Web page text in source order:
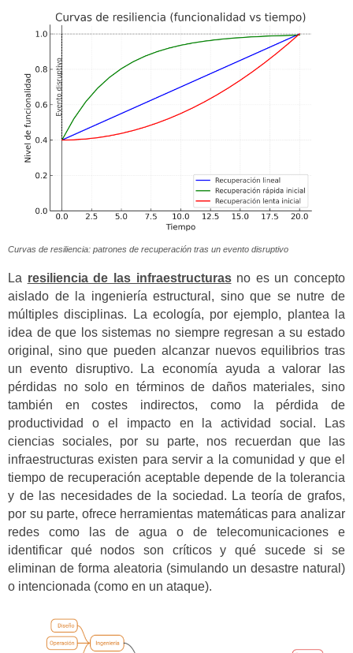
Curvas de resiliencia: patrones de recuperación tras un evento disruptivo
La resiliencia de las infraestructurasno es un concepto
aislado de la ingeniería estructural, sino que se nutre de
múltiples disciplinas. La ecología, por ejemplo, plantea la
idea de que los sistemas no siempre regresan a su estado
original, sino que pueden alcanzar nuevos equilibrios tras
un evento disruptivo. La economía ayuda a valorar las
pérdidas no solo en términos de daños materiales, sino
también en costes indirectos, como la pérdida de
productividad o el impacto en la actividad social. Las
ciencias sociales, por su parte, nos recuerdan que las
infraestructuras existen para servir a la comunidad y que el
tiempo de recuperación aceptable depende de la tolerancia
y de las necesidades de la sociedad. La teoría de grafos,
por su parte, ofrece herramientas matemáticas para analizar
redes como las de agua o de telecomunicaciones e
identificar qué nodos son críticos y qué sucede si se
eliminan de forma aleatoria (simulando un desastre natural)
o intencionada (como en un ataque).